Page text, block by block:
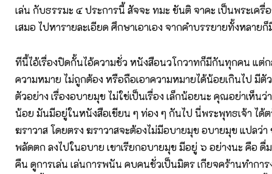
เล่น กับธรรมะ ๔ ประการนี้ สัจจะ ทมะ ขันติ จาคะ เป็นพระเครื่
เสมอ ไปหารายละเอียด ศึกษาเอาเอง จากคำบรรยายทั้งหลาย
ทีนี้ไอ้เรื่องปิดกั้นไอ้ความชั่ว หนังสือนวโกวาทก็มีกันทุกคน แต่ก
ความหมาย ไม่ถูกต้อง หรือถือเอาความหมายได้น้อยเกินไป มีตั
ตัวอย่าง เรื่องอบายมุข ไม่ใช่เป็นเรื่อง เล็กน้อยนะ คุณอย่าเห็นว่
น้อย มันมีอยู่ในหนังสือเขียน ๆ ท่อง ๆ กันไป นี่พระพุทธเจ้า ได้
ฆราวาส โดยตรง ฆราวาสจะต้องไม่มีอบายมุข อบายมุข แปลว่
พลัดตก ลงไปในอบาย เขาเรียกอบายมุข มีอยู่ ๖ อย่างนะ คือ ดื่ม
คืน ดูการเล่น เล่นการพนัน คบคนชั่วเป็นมิตร เกียจคร้านทำกา